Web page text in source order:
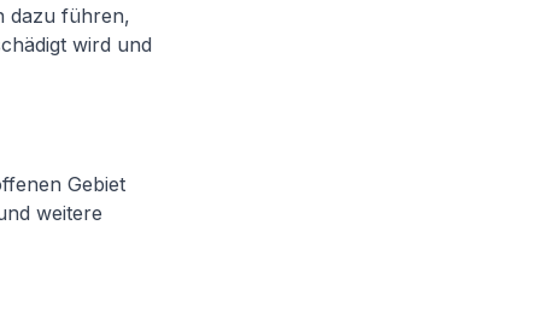
dazu führen,
wird und
Gebiet
weitere